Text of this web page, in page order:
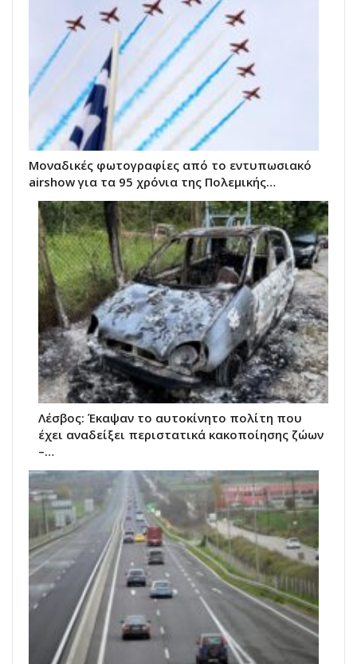
Μοναδικές φωτογραφίες από το εντυπωσιακό
airshow για τα 95 χρόνια της Πολεμικής…
Λέσβος: Έκαψαν το αυτοκίνητο πολίτη που
έχει αναδείξει περιστατικά κακοποίησης ζώων
–…